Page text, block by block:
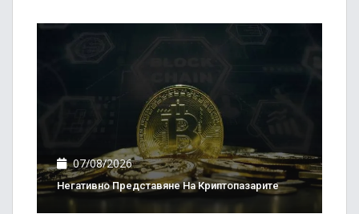
07/08/2026
Негативно Представяне На Криптопазарите